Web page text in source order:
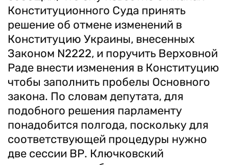
Конституционного Суда принять
решение об отмене изменений в
Конституцию Украины, внесенных
Законом N2222, и поручить Верховной
Раде внести изменения в Конституцию
чтобы заполнить пробелы Основного
закона. По словам депутата, для
подобного решения парламенту
понадобится полгода, поскольку для
соответствующей процедуры нужно
две сессии ВР. Ключковский